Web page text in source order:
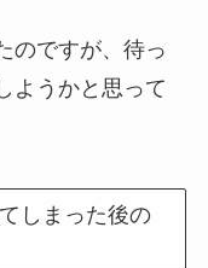
のですが、待っ
ようかと思って
しまった後の